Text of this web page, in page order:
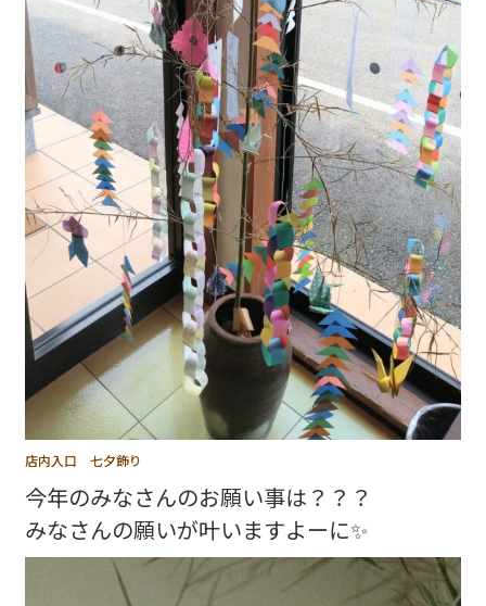
店内入口 七夕飾り
今年のみなさんのお願い事は？？？
みなさんの願いが叶いますよーに✨